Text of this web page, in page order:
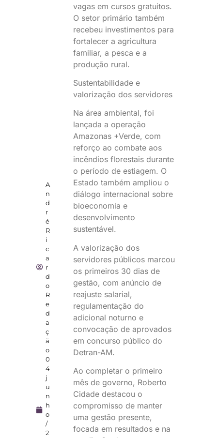
A
n
d
r
é
R
i
c
a
r
d
o
R
e
d
a
ç
ã
o
0
4
j
u
n
h
o
/
2
vagas em cursos gratuitos.
O setor primário também
recebeu investimentos para
fortalecer a agricultura
familiar, a pesca e a
produção rural.
Sustentabilidade e
valorização dos servidores
Na área ambiental, foi
lançada a operação
Amazonas +Verde, com
reforço ao combate aos
incêndios florestais durante
o período de estiagem. O
Estado também ampliou o
diálogo internacional sobre
bioeconomia e
desenvolvimento
sustentável.
A valorização dos
servidores públicos marcou
os primeiros 30 dias de
gestão, com anúncio de
reajuste salarial,
regulamentação do
adicional noturno e
convocação de aprovados
em concurso público do
Detran-AM.
Ao completar o primeiro
mês de governo, Roberto
Cidade destacou o
compromisso de manter
uma gestão presente,
focada em resultados e na